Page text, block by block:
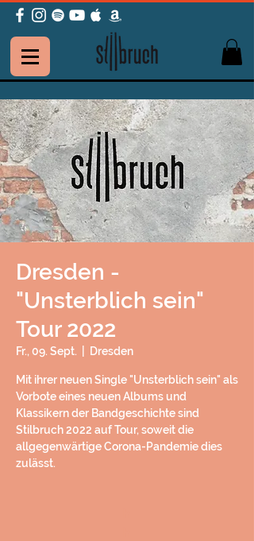
Dresden -
"Unsterblich sein"
Tour 2022
Fr., 09. Sept. Dresden
Mit ihrer neuen Single "Unsterblich sein" als
Vorbote eines neuen Albums und
Klassikern der Bandgeschichte sind
Stilbruch 2022 auf Tour, soweit die
allgegenwärtige Corona-Pandemie dies
zulässt.